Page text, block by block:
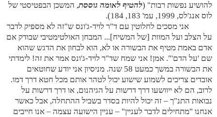
להושיע נפשות רבות" (להטיף לאומה גוססת, המשכן הבפטיסטי של
לוס אנג'לס, 1999, עמ' 183, 184).
אני מסכים לחלוטין עם ד"ר לויד-ג'ונס ש"זה לא מספיק לדבר
על הצלב ועל המוות [של המשיח]... המבחן האולטימטיבי שבודק אם
אדם באמת מטיף את הבשורה או לא, הוא לבחון את הדגש שהוא
שם 'על הדם'". אמן! אני שמח שד"ר לויד-ג'ונס אמר את זה! לימדתי
את הבשורה במשך כמעט 58 שנה. מניסיון אני יודע שחוטאים
אובדים צריכים לשמוע שישוע יכול לטהר אותם מכל חטא דרך דמו.
לרוב, הם לא ייוושעו דרך דרשות על הגיהנום, או דרך דרשות על
נבואות התנ"ך – זה יכול להיות בסדר בשביל ההתחלה, אבל כאשר
אנחנו "מתחילים לדבר לעניין" – עניין הישועה עצמה – אנו חייבים